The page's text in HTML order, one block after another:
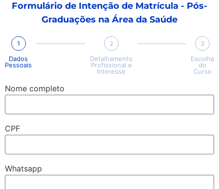
Formulário de Intenção de Matrícula - Pós-
Graduações na Área da Saúde
1
Dados
Pessoais
2
Detalhamento
Profissional e
Interesse
3
Escolha
do
Curso
Nome completo
CPF
Whatsapp